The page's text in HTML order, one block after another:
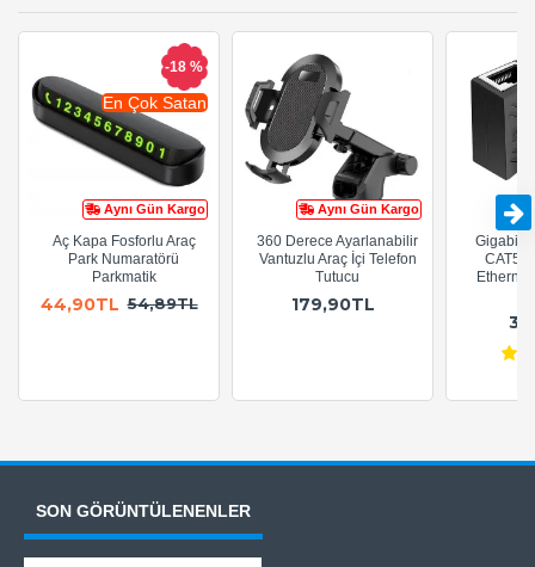
Aynı Gün Kargo
En Çok Satan
-18 %
Aç Kapa Fosforlu Araç
Park Numaratörü
Parkmatik
44,90TL 54,89TL
Aynı Gün Kargo
360 Derece Ayarlanabilir
Vantuzlu Araç İçi Telefon
Tutucu
179,90TL
Gigabit
CAT5e
SON GÖRÜNTÜLENENLER